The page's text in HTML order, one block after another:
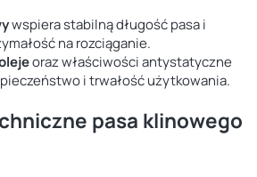
wspiera stabilną długość pasa i
na rozciąganie.
oraz właściwości antystatyczne
i trwałość użytkowania.
pasa klinowego